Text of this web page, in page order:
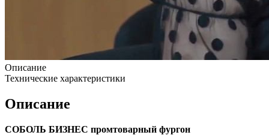
Описание
Технические характеристики
Описание
СОБОЛЬ БИЗНЕС промтоварный фургон